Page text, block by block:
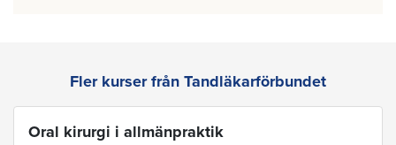
Fler kurser från Tandläkarförbundet
Oral kirurgi i allmänpraktik